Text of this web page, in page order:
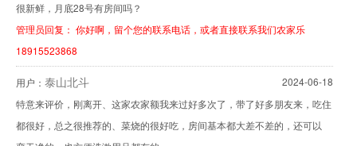
很新鲜，月底28号有房间吗？
管理员回复： 你好啊，留个您的联系电话，或者直接联系我们农家乐
18915523868
用户： 泰山北斗
2024-06-18
特意来评价，刚离开、这家农家额我来过好多次了，带了好多朋友来，吃住
都很好，总之很推荐的、菜烧的很好吃，房间基本都大差不差的，还可以